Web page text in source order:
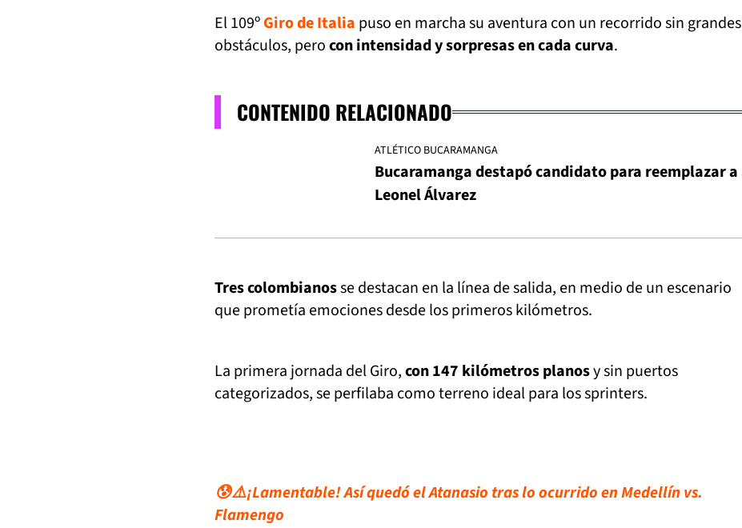
El 109ºGiro de Italia puso en marcha su aventura con un recorrido sin grandes
obstáculos, perocon intensidad y sorpresas en cada curva.
CONTENIDO RELACIONADO
ATLÉTICO BUCARAMANGA
Bucaramanga destapó candidato para reemplazar a
Leonel Álvarez
Tres colombianosse destacan en la línea de salida, en medio de un escenario
que prometía emociones desde los primeros kilómetros.
La primera jornada del Giro,con 147 kilómetros planosy sin puertos
categorizados, se perfilaba como terreno ideal para los sprinters.
😰⚠️¡Lamentable! Así quedó el Atanasio tras lo ocurrido en Medellín vs.
Flamengo